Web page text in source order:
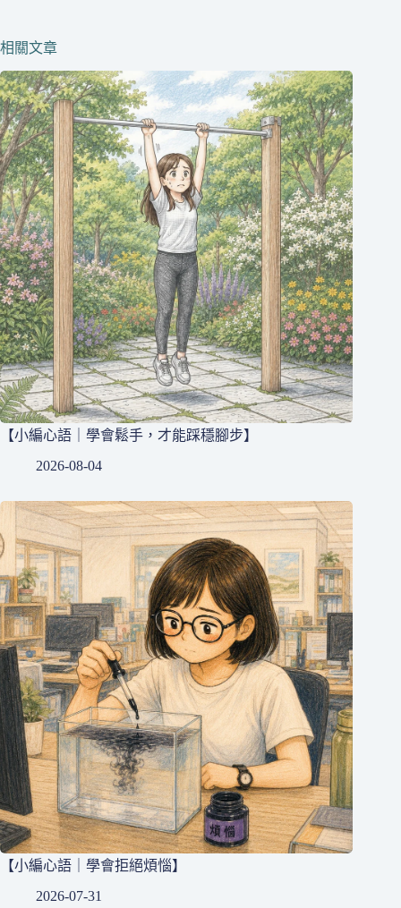
相關文章
【小編心語｜學會鬆手，才能踩穩腳步】
2026-08-04
【小編心語｜學會拒絕煩惱】
2026-07-31